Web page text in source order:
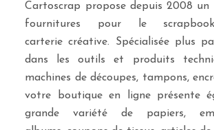
Cartoscrap propose depuis 2008 un
fournitures pour le
carterie créative. Spécialisée plus
dans les outils et produits
machines de découpes, tampons,
votre boutique en ligne présente
grande variété de papiers,